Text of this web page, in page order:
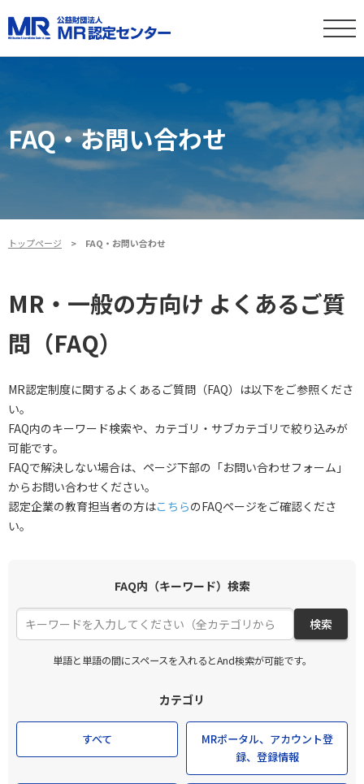
FAQ・お問い合わせ
トップページ FAQ・お問い合わせ
MR・一般の方向け よくあるご質
問（FAQ）
MR認定制度に関するよくあるご質問（FAQ）は以下をご参照くださ
い。
FAQ内のキーワード検索や、カテゴリ・サブカテゴリで絞り込みが
可能です。
FAQで解決しない場合は、ページ下部の「お問い合わせフォーム」
からお問い合わせください。
認定企業の教育担当者の方はこちらのFAQページをご確認くださ
い。
FAQ内（キーワード）検索
検索
単語と単語の間にスペースを入れるとAnd検索が可能です。
カテゴリ
すべて
MRポータル、アカウント登
録、登録情報